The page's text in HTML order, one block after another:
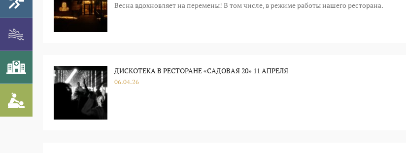
Весна вдохновляет на перемены! В том числе, в режиме работы нашего ресторана.
ДИСКОТЕКА В РЕСТОРАНЕ «САДОВАЯ 20» 11 АПРЕЛЯ
06.04.26